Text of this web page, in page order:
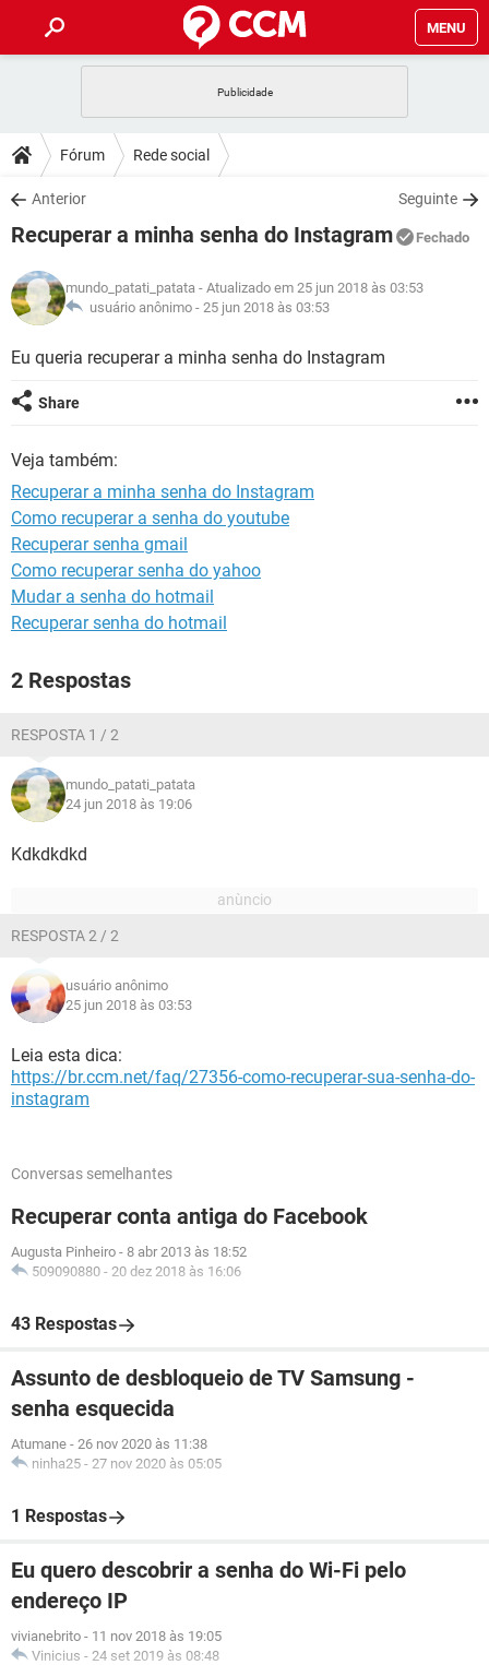
MENU
CELULAR
OUTLOOK
INSTAGRAM GMAIL
GUIA DE COMPRAS
DICAS
JOGOS
INSTAGRAM GMAIL
GUIA DE COMPRAS
DOWNLOADS
JOGOS WHATSAPP
CELULAR
OUTLOOK EXCEL
INSTAGRAM GMAIL
FÓRUM
JOGOS WHATSAPP
CELULAR
OUTLOOK EXCEL
INSTAGRAM
GLOSSÁRIO
WHATSAPP
INSTAGRAM
GUIA DE COMPRAS
Fórum Rede social
Anterior Seguinte
Recuperar a minha senha do Instagram Fechado
mundo_patati_patata - Atualizado em 25 jun 2018 às 03:53
usuário anônimo - 25 jun 2018 às 03:53
Eu queria recuperar a minha senha do Instagram
Share
Veja também:
Recuperar a minha senha do Instagram
Como recuperar a senha do youtube
Recuperar senha gmail
Como recuperar senha do yahoo
Mudar a senha do hotmail
Recuperar senha do hotmail
2 Respostas
RESPOSTA 1 / 2
mundo_patati_patata
24 jun 2018 às 19:06
Kdkdkdkd
RESPOSTA 2 / 2
usuário anônimo
25 jun 2018 às 03:53
Leia esta dica:
https://br.ccm.net/faq/27356-como-recuperar-sua-senha-do-
instagram
Conversas semelhantes
Recuperar conta antiga do Facebook
Augusta Pinheiro - 8 abr 2013 às 18:52
509090880 - 20 dez 2018 às 16:06
43 Respostas
Assunto de desbloqueio de TV Samsung -
senha esquecida
Atumane - 26 nov 2020 às 11:38
ninha25 - 27 nov 2020 às 05:05
1 Respostas
Eu quero descobrir a senha do Wi-Fi pelo
endereço IP
vivianebrito - 11 nov 2018 às 19:05
Vinicius - 24 set 2019 às 08:48